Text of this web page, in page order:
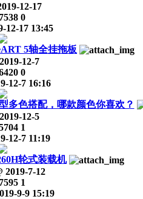
12-17
0
12-17 13:45
5轴全挂拖板
2019-12-7
0
12-7 16:16
多色搭配，哪款颜色你喜欢？
2019-12-5
1
12-7 11:19
轮式装载机
2019-7-12
1
9-9 15:19